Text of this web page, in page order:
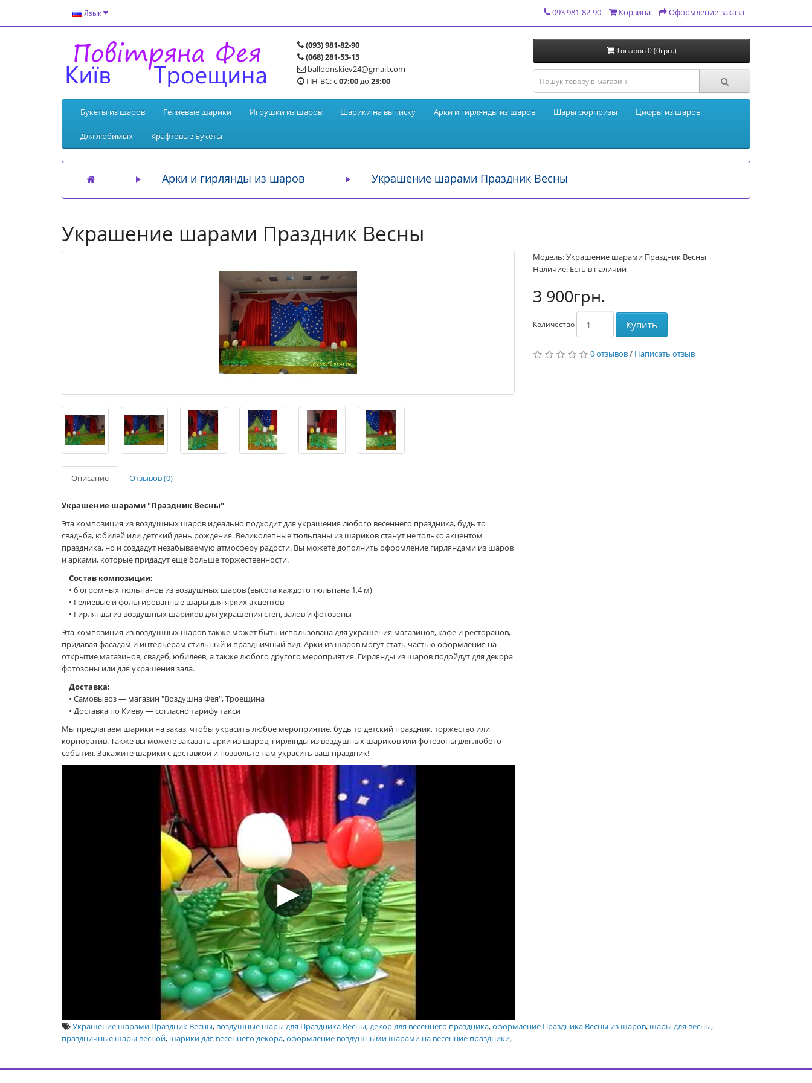
Язык 093 981-82-90 Корзина Оформление заказа
(093) 981-82-90
(068) 281-53-13
balloonskiev24@gmail.com
ПН-ВС: с07:00до 23:00
Товаров 0 (0грн.)
Букеты из шаров Гелиевые шарики Игрушки из шаров Шарики на выписку Арки и гирлянды из шаров Шары сюрпризы Цифры из шаров
Для любимых Крафтовые Букеты
Арки и гирлянды из шаров Украшение шарами Праздник Весны
Украшение шарами Праздник Весны
Описание Отзывов (0)
Украшение шарами "Праздник Весны"
Эта композиция из воздушных шаров идеально подходит для украшения любого весеннего праздника, будь то
свадьба, юбилей или детский день рождения. Великолепные тюльпаны из шариков станут не только акцентом
праздника, но и создадут незабываемую атмосферу радости. Вы можете дополнить оформление гирляндами из шаров
и арками, которые придадут еще больше торжественности.
Состав композиции:
• 6 огромных тюльпанов из воздушных шаров (высота каждого тюльпана 1,4 м)
• Гелиевые и фольгированные шары для ярких акцентов
• Гирлянды из воздушных шариков для украшения стен, залов и фотозоны
Эта композиция из воздушных шаров также может быть использована для украшения магазинов, кафе и ресторанов,
придавая фасадам и интерьерам стильный и праздничный вид. Арки из шаров могут стать частью оформления на
открытие магазинов, свадеб, юбилеев, а также любого другого мероприятия. Гирлянды из шаров подойдут для декора
фотозоны или для украшения зала.
Доставка:
• Самовывоз — магазин "Воздушна Фея", Троещина
• Доставка по Киеву — согласно тарифу такси
Мы предлагаем шарики на заказ, чтобы украсить любое мероприятие, будь то детский праздник, торжество или
корпоратив. Также вы можете заказать арки из шаров, гирлянды из воздушных шариков или фотозоны для любого
события. Закажите шарики с доставкой и позвольте нам украсить ваш праздник!
Модель: Украшение шарами Праздник Весны
Наличие: Есть в наличии
3 900грн.
Количество Купить
0 отзывов/ Написать отзыв
Украшение шарами Праздник Весны, воздушные шары для Праздника Весны,декор для весеннего праздника,оформление Праздника Весны из шаров, шары для весны,
праздничные шары весной, шарики для весеннего декора,оформление воздушными шарами на весенние праздники,